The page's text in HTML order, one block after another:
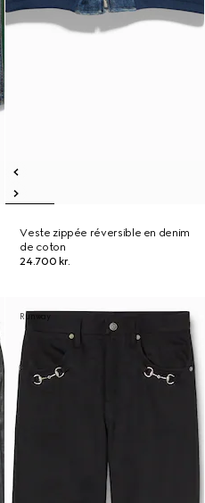
Veste zippée réversible en denim
de coton
24.700 kr.
Runway